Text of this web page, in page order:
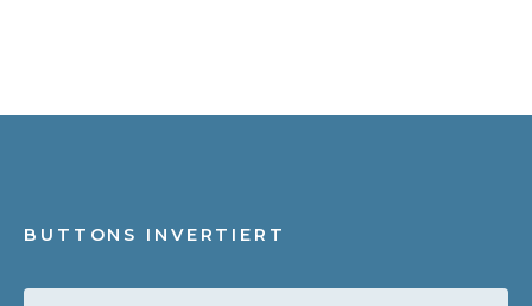
BUTTONS INVERTIERT